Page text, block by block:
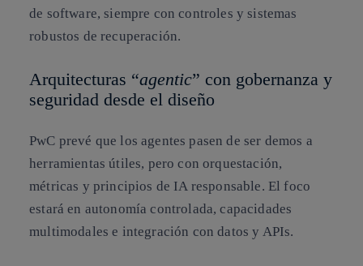
de software, siempre con controles y sistemas
robustos de recuperación.
Arquitecturas “agentic” con gobernanza y
seguridad desde el diseño
PwC prevé que los agentes pasen de ser demos a
herramientas útiles, pero con orquestación,
métricas y principios de IA responsable. El foco
estará en autonomía controlada, capacidades
multimodales e integración con datos y APIs.